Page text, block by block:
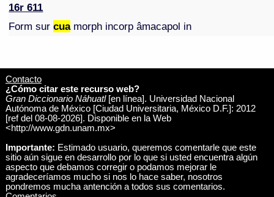
16r 611
Form surcuamorph incorp âmacapol in
Contacto
¿Cómo citar este recurso web?
Gran Diccionario Náhuatl[en línea]. Universidad Nacional
Autónoma de México [Ciudad Universitaria, México D.F.]: 2012
[ref del 08-08-2026]. Disponible en la Web
<http://www.gdn.unam.mx>
Importante: Estimado usuario, queremos comentarle que este
sitio aún sigue en desarrollo por lo que si usted encuentra algún
aspecto que debamos corregir o podamos mejorar le
agradeceríamos mucho si nos lo hace saber, nosotros
pondremos mucha antención a todos sus comentarios.